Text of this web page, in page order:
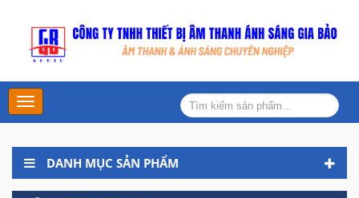
Main
Menu
DANH MỤC SẢN PHẨM